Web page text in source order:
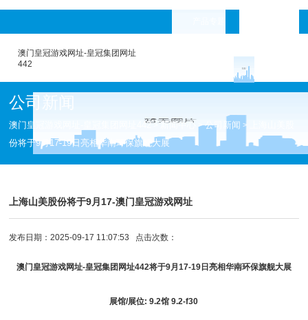
澳门皇冠游戏网址-皇冠集团网址
442
公司新闻
澳门皇冠游戏网址-皇冠集团网址442>新闻中心 >公司新闻 >
份将于9月17-19日亮相华南环保旗舰大展
上海山美股份将于9月17-澳门皇冠游戏网址
发布日期：2025-09-17 11:07:53 点击次数：
澳门皇冠游戏网址-皇冠集团网址442将于9月17-19日亮相华南环保旗舰大展
展馆/展位: 9.2馆 9.2-f30